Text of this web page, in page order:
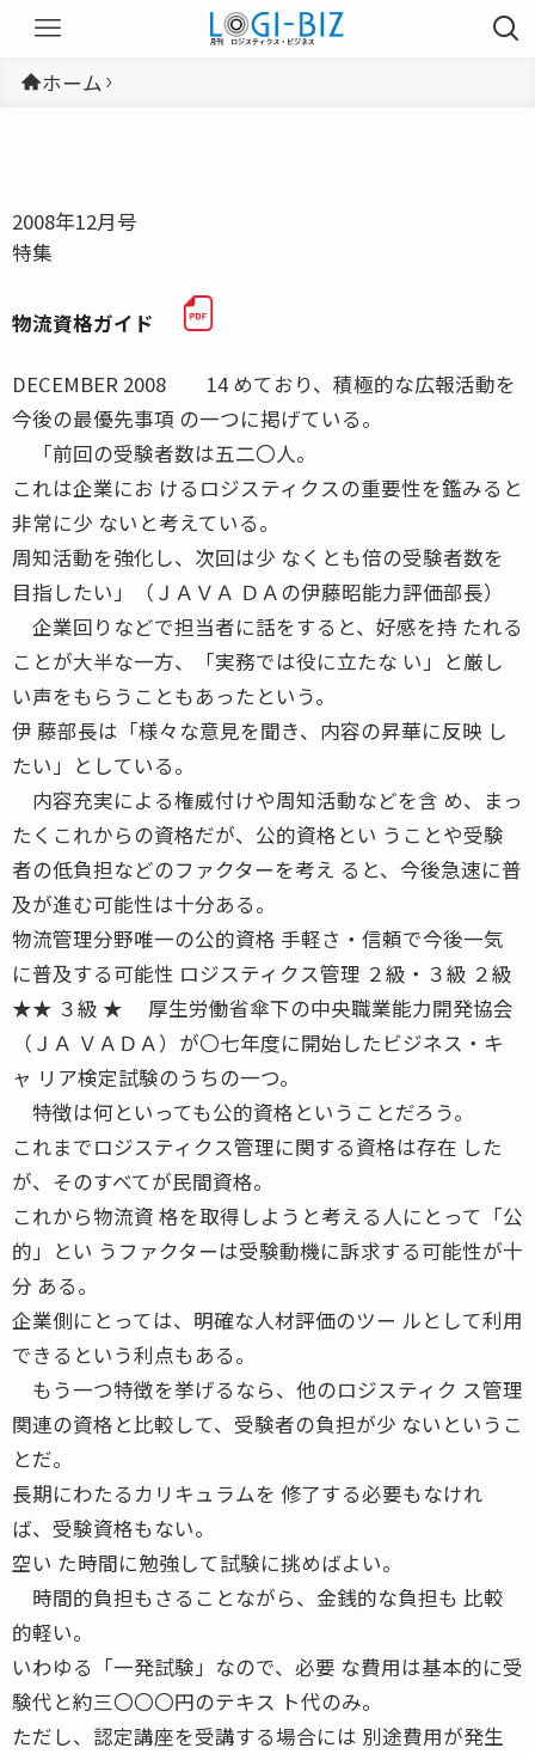
ホーム
2008年12月号
特集
物流資格ガイド
DECEMBER 2008 14 めており、積極的な広報活動を
今後の最優先事項 の一つに掲げている。
「前回の受験者数は五二〇人。
これは企業にお けるロジスティクスの重要性を鑑みると
非常に少 ないと考えている。
周知活動を強化し、次回は少 なくとも倍の受験者数を
目指したい」（ＪＡＶＡ ＤＡの伊藤昭能力評価部長）
企業回りなどで担当者に話をすると、好感を持 たれる
ことが大半な一方、「実務では役に立たな い」と厳し
い声をもらうこともあったという。
伊 藤部長は「様々な意見を聞き、内容の昇華に反映 し
たい」としている。
内容充実による権威付けや周知活動などを含 め、まっ
たくこれからの資格だが、公的資格とい うことや受験
者の低負担などのファクターを考え ると、今後急速に普
及が進む可能性は十分ある。
物流管理分野唯一の公的資格 手軽さ・信頼で今後一気
に普及する可能性 ロジスティクス管理 ２級・３級 ２級
★★ ３級 ★ 厚生労働省傘下の中央職業能力開発協会
（ＪＡ ＶＡＤＡ）が〇七年度に開始したビジネス・キ
ャ リア検定試験のうちの一つ。
特徴は何といっても公的資格ということだろう。
これまでロジスティクス管理に関する資格は存在 した
が、そのすべてが民間資格。
これから物流資 格を取得しようと考える人にとって「公
的」とい うファクターは受験動機に訴求する可能性が十
分 ある。
企業側にとっては、明確な人材評価のツー ルとして利用
できるという利点もある。
もう一つ特徴を挙げるなら、他のロジスティク ス管理
関連の資格と比較して、受験者の負担が少 ないというこ
とだ。
長期にわたるカリキュラムを 修了する必要もなけれ
ば、受験資格もない。
空い た時間に勉強して試験に挑めばよい。
時間的負担もさることながら、金銭的な負担も 比較
的軽い。
いわゆる「一発試験」なので、必要 な費用は基本的に受
験代と約三〇〇〇円のテキス ト代のみ。
ただし、認定講座を受講する場合には 別途費用が発生